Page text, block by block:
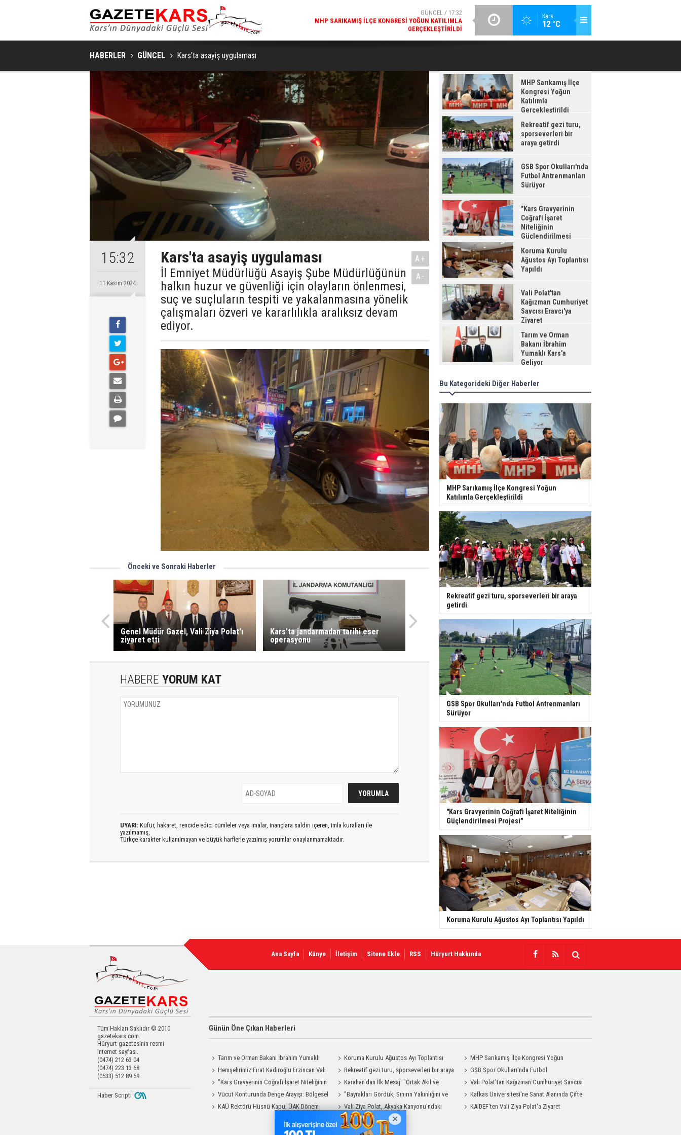
Kars
12 °C
GÜNCEL / 17:08
REKREATIF GEZI TURU, SPORSEVERLERI BIR ARAYA GETIRDI
GSB SPOR OKULLARI'NDA FUTBOL ANTRENMANLARI SÜRÜYOR
HABERLER GÜNCEL Kars'ta asayiş uygulaması
15:32
11 Kasım 2024
Kars'ta asayiş uygulaması
İl Emniyet Müdürlüğü Asayiş Şube Müdürlüğünün
halkın huzur ve güvenliği için olayların önlenmesi,
suç ve suçluların tespiti ve yakalanmasına yönelik
çalışmaları özveri ve kararlılıkla aralıksız devam
ediyor.
A+
A-
Önceki ve Sonraki Haberler
Genel Müdür Gazel, Vali Ziya Polat'ı
ziyaret etti
Kars'ta jandarmadan tarihi eser
operasyonu
HABERE YORUM KAT
UYARI: Küfür, hakaret, rencide edici cümleler veya imalar, inançlara saldırı içeren, imla kuralları ile
yazılmamış,
Türkçe karakter kullanılmayan ve büyük harflerle yazılmış yorumlar onaylanmamaktadır.
MHP Sarıkamış İlçe
Kongresi Yoğun
Katılımla
Gerçekleştirildi
Rekreatif gezi turu,
sporseverleri bir
araya getirdi
GSB Spor Okulları'nda
Futbol Antrenmanları
Sürüyor
"Kars Gravyerinin
Coğrafi İşaret
Niteliğinin
Güçlendirilmesi
Projesi"
Koruma Kurulu
Ağustos Ayı Toplantısı
Yapıldı
Vali Polat'tan
Kağızman Cumhuriyet
Savcısı Eravcı'ya
Ziyaret
Tarım ve Orman
Bakanı İbrahim
Yumaklı Kars'a
Geliyor
Bu Kategorideki Diğer Haberler
MHP Sarıkamış İlçe Kongresi Yoğun
Katılımla Gerçekleştirildi
Rekreatif gezi turu, sporseverleri bir araya
getirdi
GSB Spor Okulları'nda Futbol Antrenmanları
Sürüyor
"Kars Gravyerinin Coğrafi İşaret Niteliğinin
Güçlendirilmesi Projesi"
Koruma Kurulu Ağustos Ayı Toplantısı Yapıldı
Ana Sayfa Künye İletişim Sitene Ekle RSS Hüryurt Hakkında
Tüm Hakları Saklıdır © 2010
gazetekars.com
Hüryurt gazetesinin resmi
internet sayfası.
(0474) 212 63 04
(0474) 223 13 68
(0533) 512 89 59
Günün Öne Çıkan Haberleri
Tarım ve Orman Bakanı İbrahim Yumaklı
Kars'a Geliyor
Koruma Kurulu Ağustos Ayı Toplantısı
Yapıldı
MHP Sarıkamış İlçe Kongresi Yoğun
Katılımla Gerçekleştirildi
Hemşehrimiz Fırat Kadiroğlu Erzincan Vali
Yardımcılığına Atandı
Rekreatif gezi turu, sporseverleri bir araya
getirdi
GSB Spor Okulları'nda Futbol
Antrenmanları Sürüyor
"Kars Gravyerinin Coğrafi İşaret Niteliğinin
Güçlendirilmesi Projesi"
Karahan'dan İlk Mesaj: "Ortak Akıl ve
Dayanışmayla Çalışacağız"
Vali Polat'tan Kağızman Cumhuriyet Savcısı
Eravcı'ya Ziyaret
Vücut Konturunda Denge Arayışı: Bölgesel
Yağ Alma Sürecinin Tüm Aşamaları
"Bayrakları Gördük, Sınırın Yakınlığını ve
Uzaklığını Aynı Anda Hissettik"
Kafkas Üniversitesi'ne Sanat Alanında Çifte
Gurur
KAÜ Rektörü Hüsnü Kapu, ÜAK Dönem
Vali Ziya Polat, Akyaka Kanyonu'ndaki
Rafting Heyecanına Katıldı
KAIDEF'ten Vali Ziya Polat'a Ziyaret
Haber Scripti